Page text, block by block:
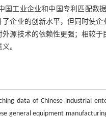
国工业企业和中国专利匹配
了企业的创新水平，但同时使
外源技术的依赖性更强；相较
。
data of Chinese industrial
general equipment